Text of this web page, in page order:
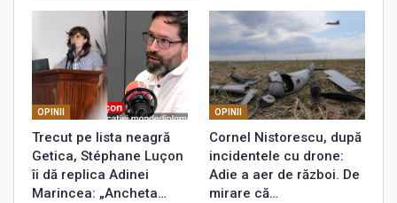
OPINII
Trecut pe lista neagră
Getica, Stéphane Luçon
îi dă replica Adinei
Marincea: „Ancheta…
OPINII
Cornel Nistorescu, după
incidentele cu drone:
Adie a aer de război. De
mirare că…